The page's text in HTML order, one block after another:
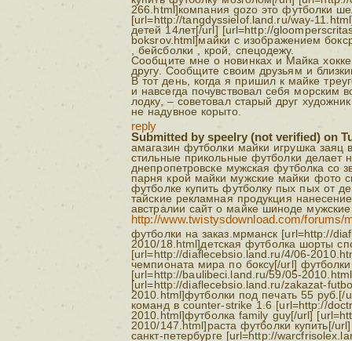
266.html]компания gozo это футболки
[url=http://tangdyssielof.land.ru/way-
детей 14лет[/url] [url=http://
boksrov.html]майки с изображением
, бейсболки , крой, спецодежу.
Сообщите мне о новинках и Майка
другу. Сообщите своим друзьям и
В тот день, когда я пришил к майке
и навсегда почувствовал себя
лодку, – советовал старый друг
не надувное корыто.
reply
Submitted by speelry (not verified) on
амагазин футболки майки игрушка заяц
стильные прикольные футболки делает
днепропетровске мужская футболка со
парня крой майки мужские майки фото
футболке купить футболку пых пых от
тайские рекламная продукция
австралии сайт о майке шиноде
http://www.twistysdownload.com/forums/
футболки на заказ.мрманск [url=http://
2010/18.html]детская футболка шорты
[url=http://diaflecebsio.land.ru/4/06-
чемпионата мира по боксу[/url]
[url=http://baulibeci.land.ru/59/05-
[url=http://diaflecebsio.land.ru/zakazat-
2010.html]футболки под печать 55
команд в counter-strike 1.6 [url=http://
2010.html]футболка family guy[/url]
2010/147.html]раста футболки купить[/
санкт-петербурге [url=http://